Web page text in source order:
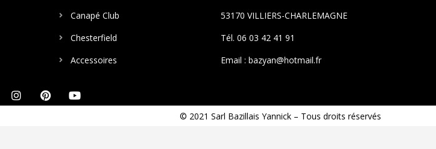
Canapé Club
Chesterfield
Accessoires
53170 VILLIERS-CHARLEMAGNE
Tél. 06 03 42 41 91
Email : bazyan@hotmail.fr
© 2021 Sarl Bazillais Yannick – Tous droits réservés